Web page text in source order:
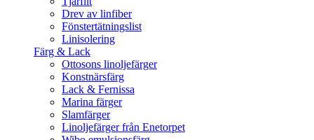
Drev av linfiber
Fönstertätningslist
Linisolering
Färg & Lack
Ottosons linoljefärger
Konstnärsfärg
Lack & Fernissa
Marina färger
Slamfärger
Linoljefärger från Enetorpet